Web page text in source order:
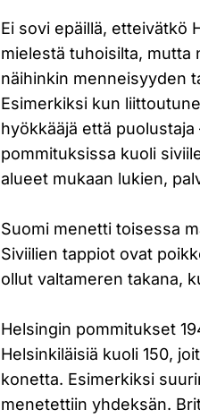
Ei sovi epäillä, etteivätkö
mielestä tuhoisilta,
näihinkin menneisyyden
Esimerkiksi kun
hyökkääjä että
pommituksissa kuoli
alueet mukaan lukien,
Suomi menetti toisessa
Siviilien tappiot ovat
ollut valtameren takana,
Helsingin pommitukset
Helsinkiläisiä kuoli 150,
konetta. Esimerkiksi
menetettiin yhdeksän.